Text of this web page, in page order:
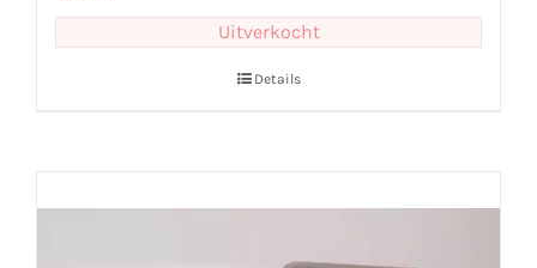
Uitverkocht
Details